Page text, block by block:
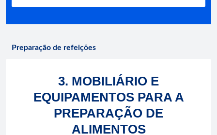
Preparação de refeições
3. MOBILIÁRIO E
EQUIPAMENTOS PARA A
PREPARAÇÃO DE
ALIMENTOS